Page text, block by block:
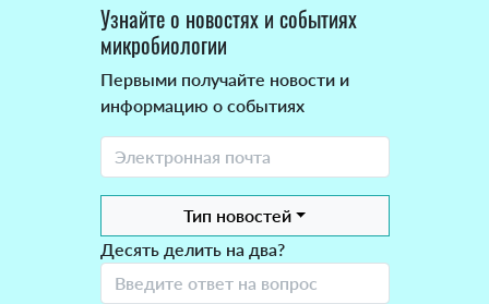
Узнайте о новостях и событиях
микробиологии
Первыми получайте новости и
информацию о событиях
Тип новостей
Десять делить на два?